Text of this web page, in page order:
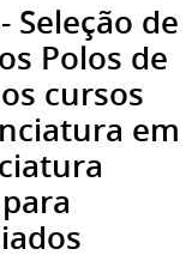
Seleção de
Polos de
cursos
em